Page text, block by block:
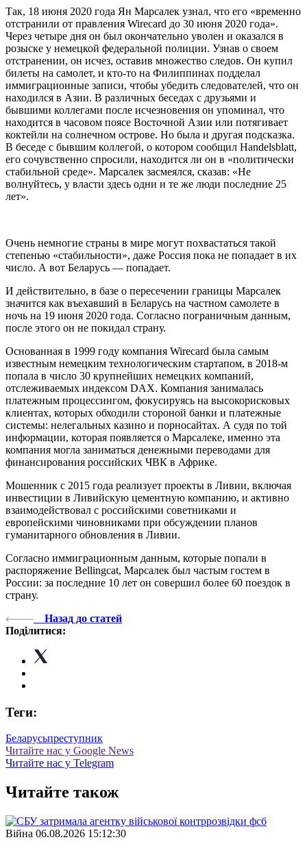
Так, 18 июня 2020 года Ян Марсалек узнал, что его «временно
отстранили от правления Wirecard до 30 июня 2020 года».
Через четыре дня он был окончательно уволен и оказался в
розыске у немецкой федеральной полиции. Узнав о своем
отстранении, он исчез, оставив множество следов. Он купил
билеты на самолет, и кто-то на Филиппинах подделал
иммиграционные записи, чтобы убедить следователей, что он
находился в Азии. В различных беседах с друзьями и
бывшими коллегами после исчезновения он упоминал, что
находится в часовом поясе Восточной Азии или потягивает
коктейли на солнечном острове. Но была и другая подсказка.
В беседе с бывшим коллегой, о котором сообщил Handelsblatt,
его сочувственно спросили, находится ли он в «политически
стабильной среде». Марсалек засмеялся, сказав: «Не
волнуйтесь, у власти здесь одни и те же люди последние 25
лет».
Очень немногие страны в мире могут похвастаться такой
степенью «стабильности», даже Россия пока не попадает в их
число. А вот Беларусь — попадает.
И действительно, в базе о пересечении границы Марсалек
значится как въехавший в Беларусь на частном самолете в
ночь на 19 июня 2020 года. Согласно пограничным данным,
после этого он не покидал страну.
Основанная в 1999 году компания Wirecard была самым
известным немецким технологическим стартапом, в 2018-м
попала в число 30 крупнейших немецких компаний,
отслеживаемых индексом DAX. Компания занималась
платежным процессингом, фокусируясь на высокорисковых
клиентах, которых обходили стороной банки и платежные
системы: нелегальных казино и порносайтах. А судя по той
информации, которая появляется о Марсалеке, именно эта
компания могла заниматься денежными переводами для
финансирования российских ЧВК в Африке.
Мошенник с 2015 года реализует проекты в Ливии, включая
инвестиции в Ливийскую цементную компанию, и активно
взаимодействовал с российскими советниками и
европейскими чиновниками при обсуждении планов
гуманитарного обновления в Ливии.
Согласно иммиграционным данным, которые попали в
распоряжение Bellingcat, Марсалек был частым гостем в
России: за последние 10 лет он совершил более 60 поездок в
страну.
Назад до статей
Поділитися:
Теги:
Беларусьпреступник
Читайте нас у Google News
Читайте нас у Telegram
Читайте також
Війна 06.08.2026 15:12:30